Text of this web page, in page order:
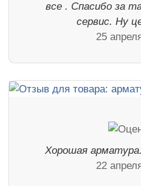
все . Спасибо за
сервис. Ну
25
Хорошая
22